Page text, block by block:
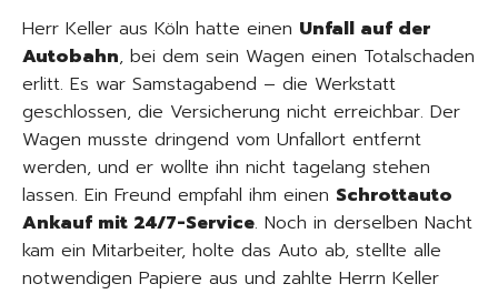
Herr Keller aus Köln hatte einen Unfall auf der
Autobahn, bei dem sein Wagen einen Totalschaden
erlitt. Es war Samstagabend – die Werkstatt
geschlossen, die Versicherung nicht erreichbar. Der
Wagen musste dringend vom Unfallort entfernt
werden, und er wollte ihn nicht tagelang stehen
lassen. Ein Freund empfahl ihm einen Schrottauto
Ankauf mit 24/7-Service. Noch in derselben Nacht
kam ein Mitarbeiter, holte das Auto ab, stellte alle
notwendigen Papiere aus und zahlte Herrn Keller